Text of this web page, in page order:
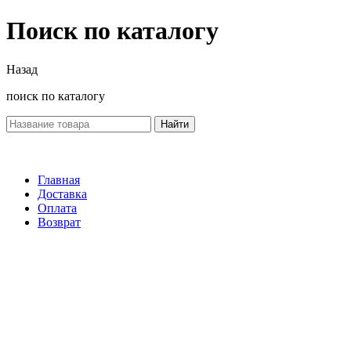
Поиск по каталогу
Назад
поиск по каталогу
Найти
Главная
Доставка
Оплата
Возврат